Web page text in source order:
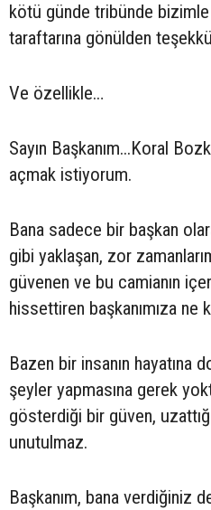
kötü günde tribünde
taraftarına gönülden
Ve özellikle…
Sayın Başkanım...Koral
açmak istiyorum.
Bana sadece bir başkan
gibi yaklaşan, zor
güvenen ve bu camianın
hissettiren başkanımıza
Bazen bir insanın hayatına
şeyler yapmasına gerek
gösterdiği bir güven,
unutulmaz.
Başkanım, bana verdiğiniz